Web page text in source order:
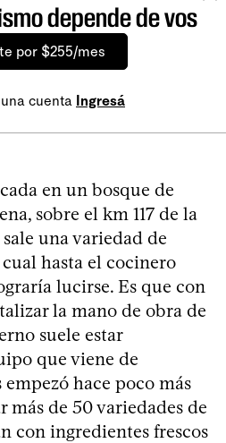
depende de vos
por $255/mes
cuenta Ingresá
en un bosque de
sobre el km 117 de la
una variedad de
hasta el cocinero
lucirse. Es que con
la mano de obra de
suele estar
que viene de
hace poco más
más de 50 variedades de
con ingredientes frescos